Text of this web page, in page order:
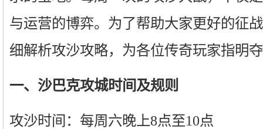
与运营的博弈。为了帮助大家更好的征
细解析攻沙攻略，为各位传奇玩家指明
一、沙巴克攻城时间及规则
攻沙时间：每周六晚上8点至10点